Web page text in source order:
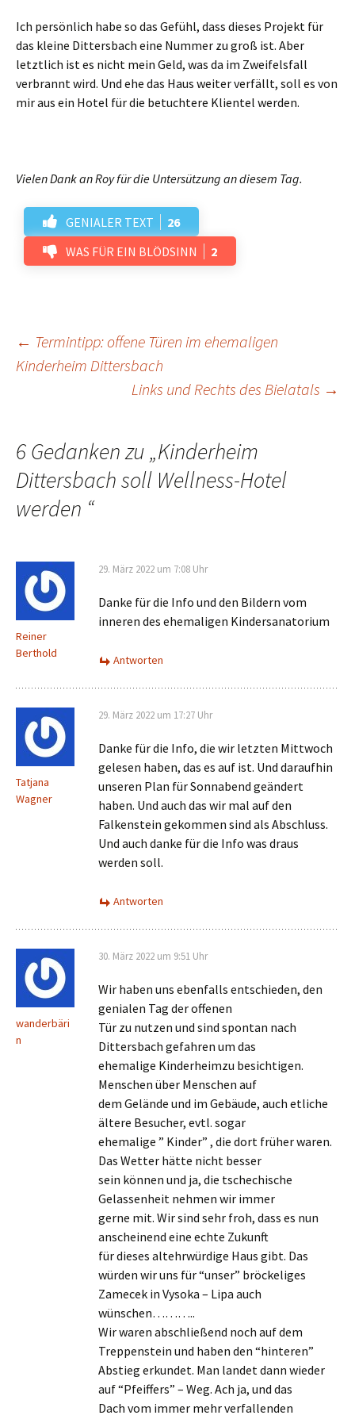
Ich persönlich habe so das Gefühl, dass dieses Projekt für
das kleine Dittersbach eine Nummer zu groß ist. Aber
letztlich ist es nicht mein Geld, was da im Zweifelsfall
verbrannt wird. Und ehe das Haus weiter verfällt, soll es von
mir aus ein Hotel für die betuchtere Klientel werden.
Vielen Dank an Roy für die Untersützung an diesem Tag.
GENIALER TEXT
26
WAS FÜR EIN BLÖDSINN
2
Beitrags-
Navigation
← Termintipp: offene Türen im ehemaligen
Kinderheim Dittersbach
Links und Rechts des Bielatals →
6 Gedanken zu „Kinderheim
Dittersbach soll Wellness-Hotel
werden “
Reiner
Berthold
29. März 2022 um 7:08 Uhr
Danke für die Info und den Bildern vom
inneren des ehemaligen Kindersanatorium
Antworten
Tatjana
Wagner
29. März 2022 um 17:27 Uhr
Danke für die Info, die wir letzten Mittwoch
gelesen haben, das es auf ist. Und daraufhin
unseren Plan für Sonnabend geändert
haben. Und auch das wir mal auf den
Falkenstein gekommen sind als Abschluss.
Und auch danke für die Info was draus
werden soll.
Antworten
wanderbäri
n
30. März 2022 um 9:51 Uhr
Wir haben uns ebenfalls entschieden, den
genialen Tag der offenen
Tür zu nutzen und sind spontan nach
Dittersbach gefahren um das
ehemalige Kinderheimzu besichtigen.
Menschen über Menschen auf
dem Gelände und im Gebäude, auch etliche
ältere Besucher, evtl. sogar
ehemalige ” Kinder” , die dort früher waren.
Das Wetter hätte nicht besser
sein können und ja, die tschechische
Gelassenheit nehmen wir immer
gerne mit. Wir sind sehr froh, dass es nun
anscheinend eine echte Zukunft
für dieses altehrwürdige Haus gibt. Das
würden wir uns für “unser” bröckeliges
Zamecek in Vysoka – Lipa auch
wünschen………..
Wir waren abschließend noch auf dem
Treppenstein und haben den “hinteren”
Abstieg erkundet. Man landet dann wieder
auf “Pfeiffers” – Weg. Ach ja, und das
Dach vom immer mehr verfallenden